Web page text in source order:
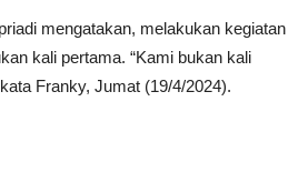
mengatakan, melakukan kegiatan
kali pertama. “Kami bukan kali
Franky, Jumat (19/4/2024).